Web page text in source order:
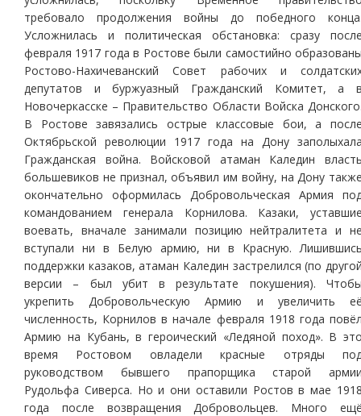
требовало продолжения войны до победного
Усложнилась и политическая обстановка: сразу
февраля 1917 года в Ростове были самостийно
Ростово-Нахичеванский Совет рабочих и
депутатов и буржуазный Гражданский Комитет, а
Новочеркасске – Правительство Области Войска
В Ростове завязались острые классовые бои, а
Октябрьской революции 1917 года на Дону
Гражданская война. Войсковой атаман Каледин
большевиков не признал, объявил им войну, на Дону
окончательно оформилась Добровольческая Армия
командованием генерала Корнилова. Казаки,
воевать, вначале занимали позицию нейтралитета и
вступали ни в Белую армию, ни в Красную.
поддержки казаков, атаман Каледин застрелился (по
версии – был убит в результате покушения).
укрепить Добровольческую Армию и увеличить
численность, Корнилов в начале февраля 1918 года
Армию на Кубань, в героический «Ледяной поход». В
время Ростовом овладели красные отряды
руководством бывшего прапорщика старой
Рудольфа Сиверса. Но и они оставили Ростов в мае
года после возвращения Добровольцев. Много